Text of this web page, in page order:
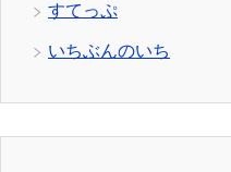
すてっぷ
いちぶんのいち